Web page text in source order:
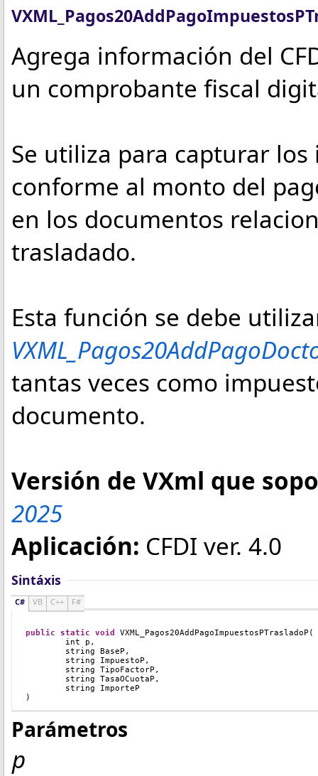
Agrega información del
un comprobante fiscal
Se utiliza para capturar
conforme al monto del
en los documentos
trasladado.
Esta función se debe
tantas veces como
documento.
Versión de VXml que
2025
Aplicación: CFDI ver. 4.0
Sintáxis
C# VB C++ F#
public static void VXML_Pagos20AddPagoImpuestosPTrasladoP (
int p ,
        string BaseP,
	string ImpuestoP,
	string TipoFactorP,
	string TasaOCuotaP,
	string ImporteP
)
Parámetros
p